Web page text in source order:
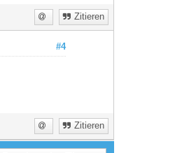
Zitieren
#4
Zitieren